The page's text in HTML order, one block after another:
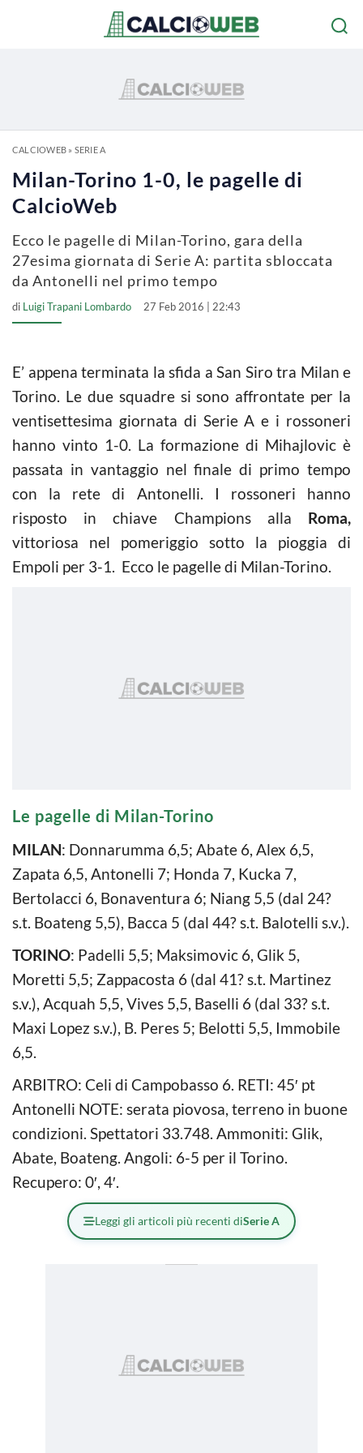
CALCIOWEB» SERIE A
Milan-Torino 1-0, le pagelle di
CalcioWeb
Ecco le pagelle di Milan-Torino, gara della
27esima giornata di Serie A: partita sbloccata
da Antonelli nel primo tempo
di Luigi Trapani Lombardo 27 Feb 2016 | 22:43
E’ appena terminata la sfida a San Siro tra Milan e
Torino. Le due squadre si sono affrontate per la
ventisettesima giornata di Serie A e i rossoneri
hanno vinto 1-0. La formazione di Mihajlovic è
passata in vantaggio nel finale di primo tempo
con la rete di Antonelli. I rossoneri hanno
risposto in chiave Champions alla Roma,
vittoriosa nel pomeriggio sotto la pioggia di
Empoli per 3-1. Ecco le pagelle di Milan-Torino.
Le pagelle di Milan-Torino
MILAN: Donnarumma 6,5; Abate 6, Alex 6,5,
Zapata 6,5, Antonelli 7; Honda 7, Kucka 7,
Bertolacci 6, Bonaventura 6; Niang 5,5 (dal 24?
s.t. Boateng 5,5), Bacca 5 (dal 44? s.t. Balotelli s.v.).
TORINO: Padelli 5,5; Maksimovic 6, Glik 5,
Moretti 5,5; Zappacosta 6 (dal 41? s.t. Martinez
s.v.), Acquah 5,5, Vives 5,5, Baselli 6 (dal 33? s.t.
Maxi Lopez s.v.), B. Peres 5; Belotti 5,5, Immobile
6,5.
ARBITRO: Celi di Campobasso 6. RETI: 45′ pt
Antonelli NOTE: serata piovosa, terreno in buone
condizioni. Spettatori 33.748. Ammoniti: Glik,
Abate, Boateng. Angoli: 6-5 per il Torino.
Recupero: 0′, 4′.
Leggi gli articoli più recenti diSerie A